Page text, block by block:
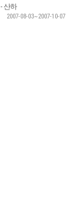
산하
2007-08-03~2007-10-07